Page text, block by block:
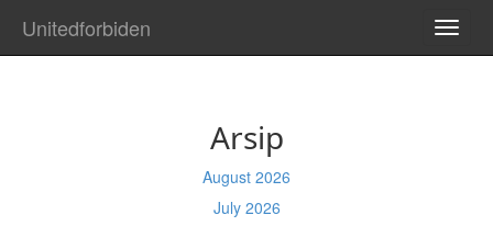
Unitedforbiden
Arsip
August 2026
July 2026